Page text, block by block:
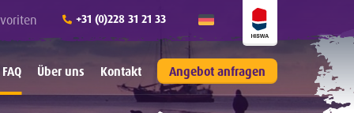
+31 (0)228 31 21 33
Über uns Kontakt Angebot anfragen